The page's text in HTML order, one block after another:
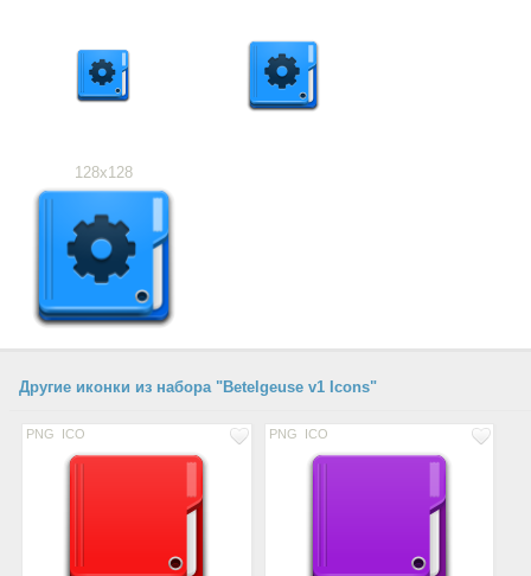
128x128
Другие иконки из набора "Betelgeuse v1 Icons"
PNG ICO PNG ICO